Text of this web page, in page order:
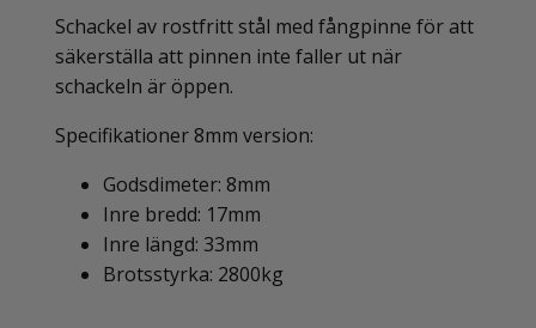
Schackel av rostfritt stål med fångpinne för att
säkerställa att pinnen inte faller ut när
schackeln är öppen.
Specifikationer 8mm version:
Godsdimeter: 8mm
Inre bredd: 17mm
Inre längd: 33mm
Brotsstyrka: 2800kg